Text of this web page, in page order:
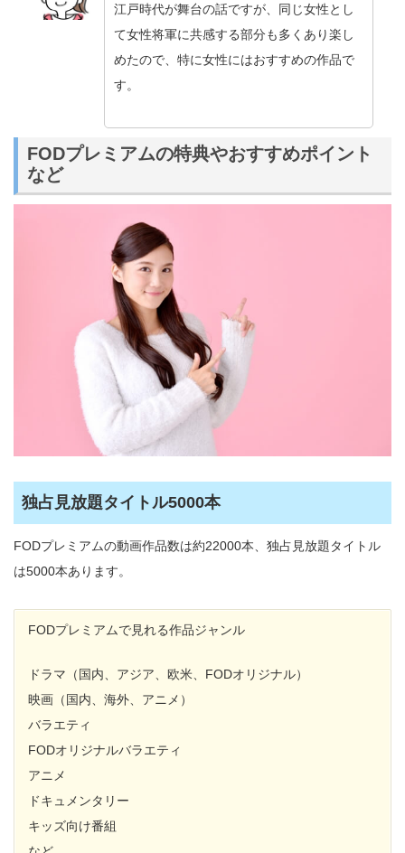
江戸時代が舞台の話ですが、同じ女性とし
て女性将軍に共感する部分も多くあり楽し
めたので、特に女性にはおすすめの作品で
す。
FODプレミアムの特典やおすすめポイント
など
独占見放題タイトル5000本
FODプレミアムの動画作品数は約22000本、独占見放題タイトル
は5000本あります。
FODプレミアムで見れる作品ジャンル
ドラマ（国内、アジア、欧米、FODオリジナル）
映画（国内、海外、アニメ）
バラエティ
FODオリジナルバラエティ
アニメ
ドキュメンタリー
キッズ向け番組